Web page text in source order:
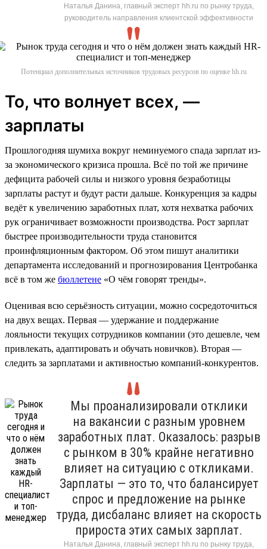
Наталья Данина, главный эксперт hh.ru по рынку труда,
руководитель направления клиентской эффективности
Потенциал дополнительных источников трудовых ресурсов по оценке hh.ru
То, что волнует всех, —
зарплаты
Прошлогодняя шумиха вокруг неминуемого спада зарплат из-
за экономического кризиса прошла. Всё по той же причине
дефицита рабочей силы и низкого уровня безработицы
зарплаты растут и будут расти дальше. Конкуренция за кадры
ведёт к увеличению заработных плат, хотя нехватка рабочих
рук ограничивает возможности производства. Рост зарплат
быстрее производительности труда становится
проинфляционным фактором. Об этом пишут аналитики
департамента исследований и прогнозирования Центробанка
всё в том же бюллетене «О чём говорят тренды».
Оценивая всю серьёзность ситуации, можно сосредоточиться
на двух вещах. Первая — удержание и поддержание
лояльности текущих сотрудников компании (это дешевле, чем
привлекать, адаптировать и обучать новичков). Вторая —
следить за зарплатами и активностью компаний-конкурентов.
Мы проанализировали отклики
на вакансии с разным уровнем
заработных плат. Оказалось: разрыв
с рынком в 30% крайне негативно
влияет на ситуацию с откликами.
Зарплаты — это то, что балансирует
спрос и предложение на рынке
труда, дисбаланс влияет на скорость
прироста этих самых зарплат.
Наталья Данина, главный эксперт hh.ru по рынку труда,